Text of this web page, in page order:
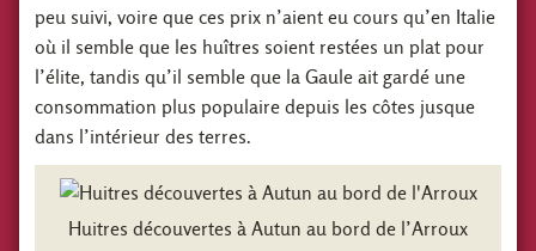
peu suivi, voire que ces prix n’aient eu cours qu’en Italie
où il semble que les huîtres soient restées un plat pour
l’élite, tandis qu’il semble que la Gaule ait gardé une
consommation plus populaire depuis les côtes jusque
dans l’intérieur des terres.
Huitres découvertes à Autun au bord de l’Arroux